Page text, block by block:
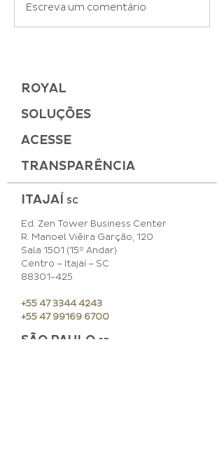
O que é VGM no
Transporte Marítimo
Escreva um comentário
ROYAL
SOLUÇÕES
ACESSE
TRANSPARÊNCIA
ITAJAÍ SC
Ed. Zen Tower Business Center
R. Manoel Viêira Garção, 120
Sala 1501 (15º Andar)
Centro – Itajaí – SC
88301-425
+55 47 3344 4243
+55 47 99169 6700
SÃO PAULO SP